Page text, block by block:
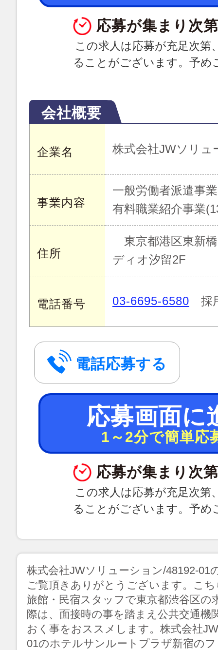
応募が集まり次
この求人は応募が充足次第
ることがございます。予め
会社概要
企業名 株式会社JWソリュ
事業内容
一般労働者派遣事
有料職業紹介事業
住所
東京都港区東新
ディオ汐留2F
電話番号 03-6695-6580 採
電話応募する
応募画面に
1～2分で簡単応
応募が集まり次
この求人は応募が充足次第
ることがございます。予め
株式会社JWソリューション/48192-01
ご覧頂きありがとうございます。こ
旅館・民宿スタッフで東京都渋谷区の
際は、面接時の事を踏まえ公共交通機
おく事をおススメします。株式会社
01のホテルサンルートプラザ新宿の